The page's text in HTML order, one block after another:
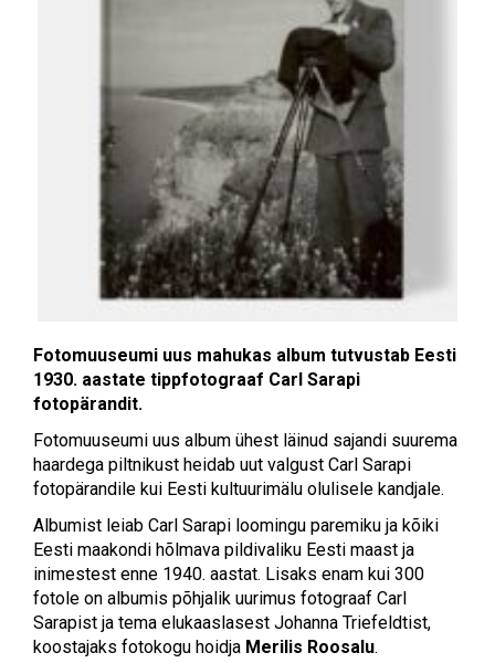
Fotomuuseumi uus mahukas album tutvustab Eesti
1930. aastate tippfotograaf Carl Sarapi
fotopärandit.
Fotomuuseumi uus album ühest läinud sajandi suurema
haardega piltnikust heidab uut valgust Carl Sarapi
fotopärandile kui Eesti kultuurimälu olulisele kandjale.
Albumist leiab Carl Sarapi loomingu paremiku ja kõiki
Eesti maakondi hõlmava pildivaliku Eesti maast ja
inimestest enne 1940. aastat. Lisaks enam kui 300
fotole on albumis põhjalik uurimus fotograaf Carl
Sarapist ja tema elukaaslasest Johanna Triefeldtist,
koostajaks fotokogu hoidja Merilis Roosalu.